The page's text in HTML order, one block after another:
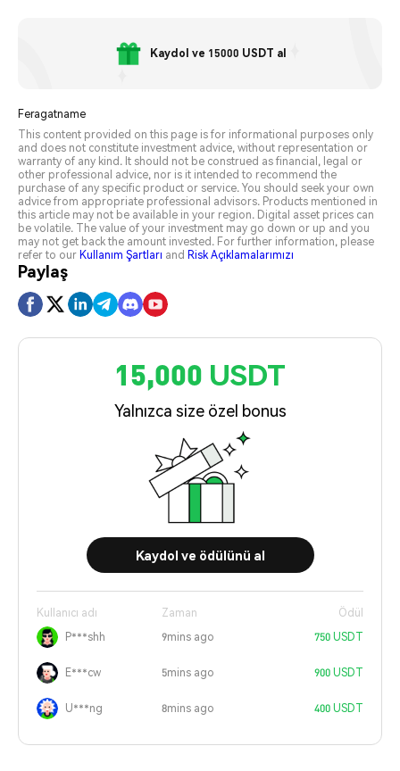
Kaydol ve 15000 USDT al
Feragatname
This content provided on this page is for informational purposes only
and does not constitute investment advice, without representation or
warranty of any kind. It should not be construed as financial, legal or
other professional advice, nor is it intended to recommend the
purchase of any specific product or service. You should seek your own
advice from appropriate professional advisors. Products mentioned in
this article may not be available in your region. Digital asset prices can
be volatile. The value of your investment may go down or up and you
may not get back the amount invested. For further information, please
refer to our Kullanım Şartları and Risk Açıklamalarımızı
Paylaş
15,000 USDT
Yalnızca size özel bonus
Kaydol ve ödülünü al
Kullanıcı adı Zaman
Ödül
P***shh
9mins ago 750 USDT
E***cw 5mins ago 900 USDT
U***ng 8mins ago 400 USDT